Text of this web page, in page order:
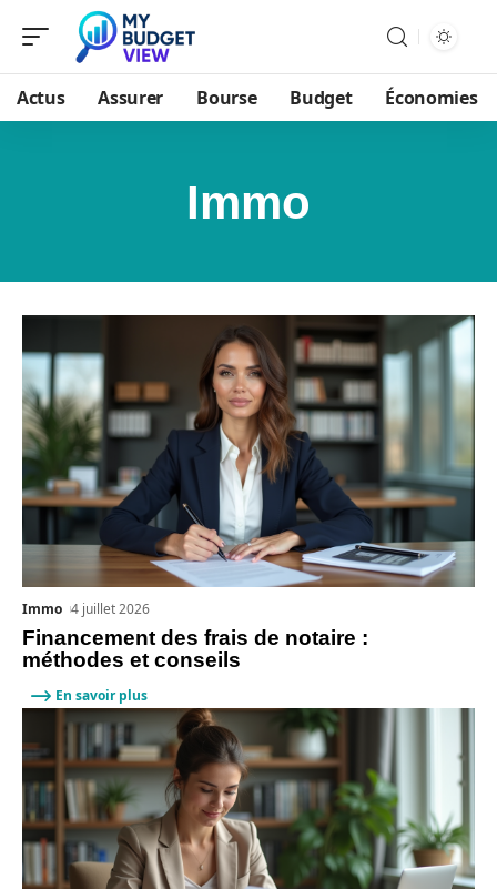
Actus Assurer Bourse Budget Économies
Immo
Financement des frais de notaire :
méthodes et conseils
Immo 4 juillet 2026
En savoir plus